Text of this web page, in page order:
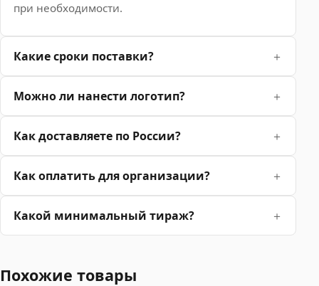
при необходимости.
Какие сроки поставки?
Можно ли нанести логотип?
Как доставляете по России?
Как оплатить для организации?
Какой минимальный тираж?
Похожие товары